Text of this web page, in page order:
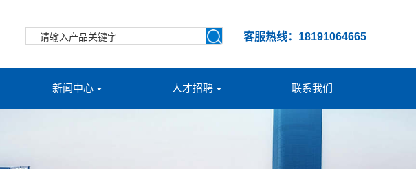
客服热线：18191064665
新闻中心 人才招聘 联系我们